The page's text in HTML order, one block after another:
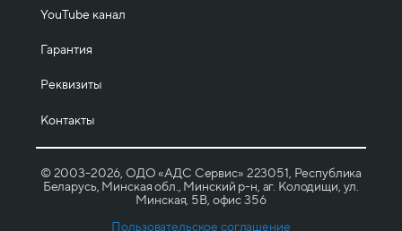
YouTube канал
Гарантия
Реквизиты
Контакты
© 2003-2026, ОДО «АДС Сервис» 223051, Республика
Беларусь, Минская обл., Минский р-н, аг. Колодищи, ул.
Минская, 5B, офис 356
Пользовательское соглашение